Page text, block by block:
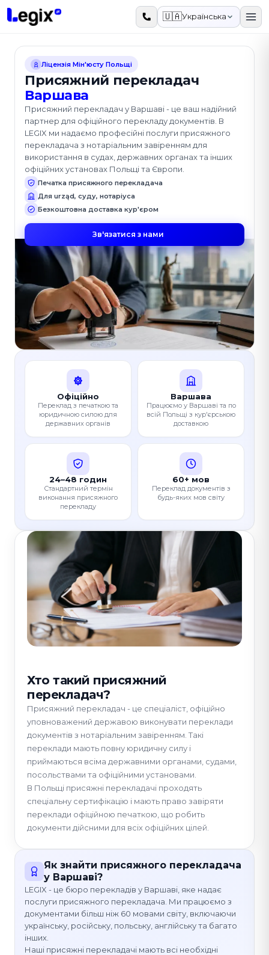
До основного вмісту
🇺🇦Українська
Ліцензія Мін'юсту Польщі
Присяжний перекладач
Варшава
Присяжний перекладач у Варшаві - це ваш надійний
партнер для офіційного перекладу документів. В
LEGIX ми надаємо професійні послуги присяжного
перекладача з нотаріальним завіренням для
використання в судах, державних органах та інших
офіційних установах Польщі та Європи.
Печатка присяжного перекладача
Для urząd, суду, нотаріуса
Безкоштовна доставка кур'єром
Зв'язатися з нами
Офіційно
Переклад з печаткою та
юридичною силою для
державних органів
Варшава
Працюємо у Варшаві та по
всій Польщі з кур'єрською
доставкою
24–48 годин
Стандартний термін
виконання присяжного
перекладу
60+ мов
Переклад документів з
будь-яких мов світу
Хто такий присяжний
перекладач?
Присяжний перекладач - це спеціаліст, офіційно
уповноважений державою виконувати переклади
документів з нотаріальним завіренням. Такі
переклади мають повну юридичну силу і
приймаються всіма державними органами, судами,
посольствами та офіційними установами.
В Польщі присяжні перекладачі проходять
спеціальну сертифікацію і мають право завіряти
переклади офіційною печаткою, що робить
документи дійсними для всіх офіційних цілей.
Як знайти присяжного перекладача
у Варшаві?
LEGIX - це бюро перекладів у Варшаві, яке надає
послуги присяжного перекладача. Ми працюємо з
документами більш ніж 60 мовами світу, включаючи
українську, російську, польську, англійську та багато
інших.
Наші присяжні перекладачі мають всі необхідні